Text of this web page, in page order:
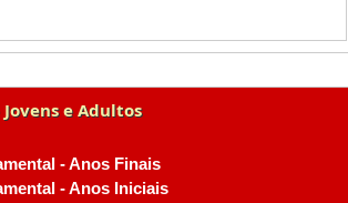
e Adultos
- Anos Finais
- Anos Iniciais